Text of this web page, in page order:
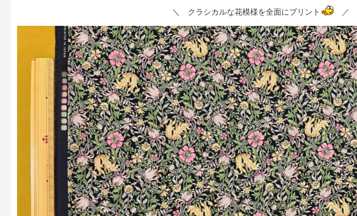
＼ クラシカルな花模様を全面にプリント ／